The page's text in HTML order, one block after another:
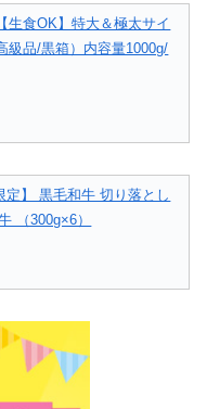
生食OK】特大＆極太サイ
級品/黒箱）内容量1000g/
定】 黒毛和牛 切り落とし
（300g×6）